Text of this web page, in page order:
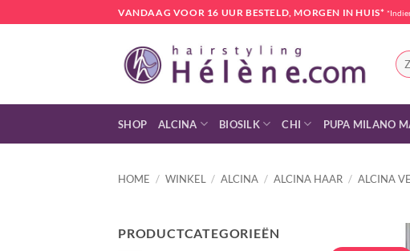
naar
VANDAAG VOOR 16 UUR BESTELD, MORGEN IN HUIS*
naar:
SHOP ALCINA BIOSILK CHI PUPA MILANO
HOME / WINKEL / ALCINA / ALCINA HAAR / ALCINA
PRODUCTCATEGORIEËN